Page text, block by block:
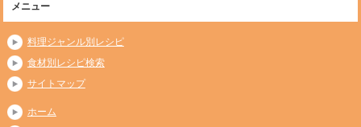
メニュー
料理ジャンル別レシピ
食材別レシピ検索
サイトマップ
ホーム